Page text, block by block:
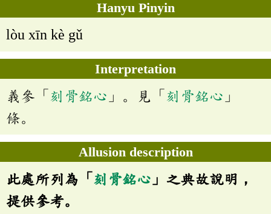
Hanyu Pinyin
lòu xīn kè gǔ
Interpretation
義參「 刻骨銘心 」。見「 刻骨銘心 」
條。
Allusion description
此處所列為「 刻骨銘心 」之典故說明，
提供參考。